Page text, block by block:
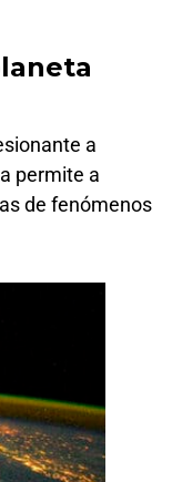
a
permite a
de fenómenos